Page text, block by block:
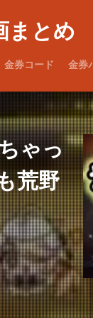
まとめ
金券コード 金券
ゃっ
荒野